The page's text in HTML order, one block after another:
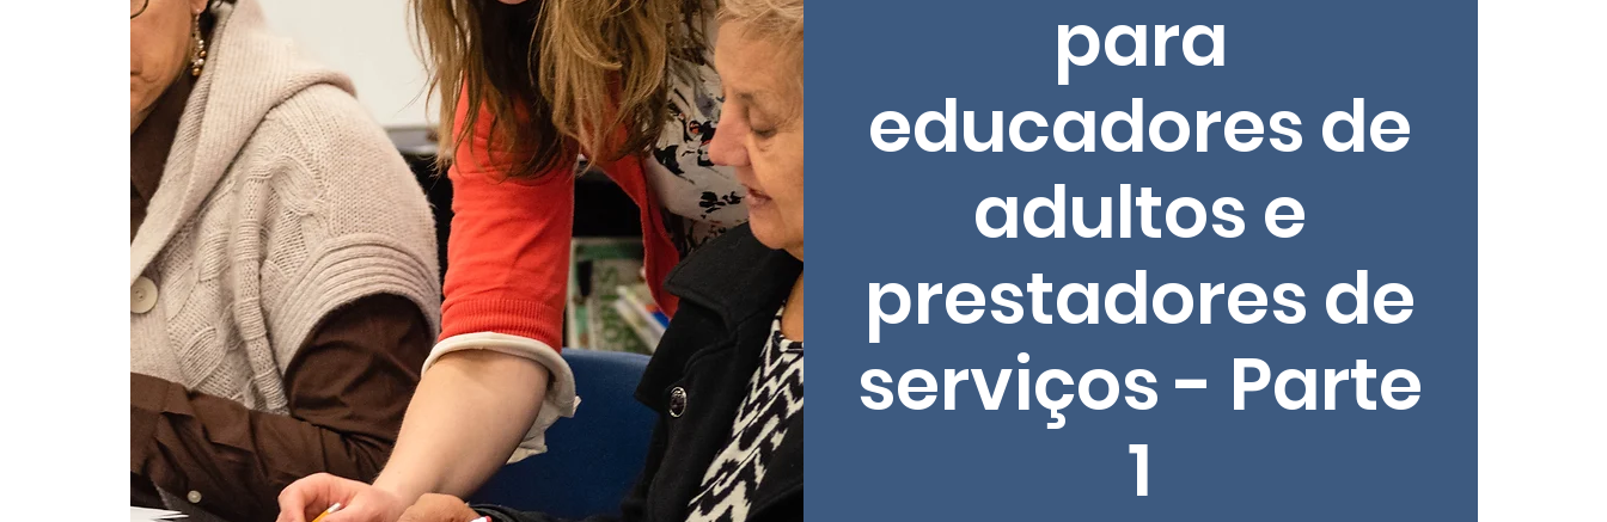
para
educadores de
adultos e
prestadores de
serviços - Parte
1